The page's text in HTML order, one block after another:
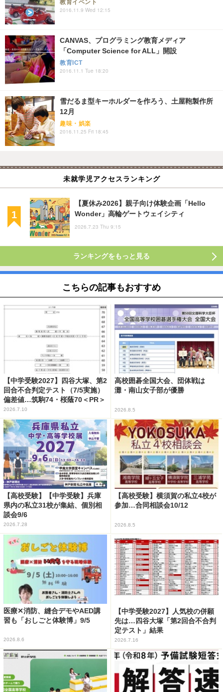
教育イベント
2016.11.9 Wed 12:15
CANVAS、プログラミング教育メディア
「Computer Science for ALL」開設
教育ICT
2016.11.1 Tue 18:20
雪だるま型キーホルダーを作ろう、土屋鞄製作所
12月
趣味・娯楽
2016.11.25 Fri 18:45
未就学児アクセスランキング
【夏休み2026】親子向け体験企画「Hello
Wonder」高輪ゲートウェイシティ
2026.7.23 Thu 9:15
ランキングをもっと見る
こちらの記事もおすすめ
【中学受験2027】四谷大塚、第2
回合不合判定テスト（7/5実施）
偏差値…筑駒74・桜蔭70＜PR＞
2026.7.10
高校囲碁全国大会、団体戦は
灘・南山女子部が優勝
2026.8.5
【高校受験】【中学受験】兵庫
県内の私立31校が集結、個別相
談会9/6
2026.7.28
【高校受験】横須賀の私立4校が
参加…合同相談会10/12
2026.8.5
医療✕消防、縫合デモやAED講
習も「おしごと体験博」9/5
2026.8.6
【中学受験2027】人気校の併願
先は…四谷大塚「第2回合不合判
定テスト」結果
2026.7.16